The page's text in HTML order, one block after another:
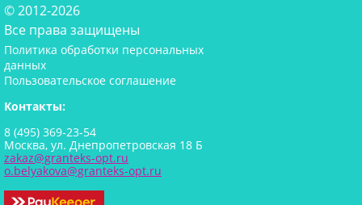
© 2012-2026
Все права защищены
Политика обработки персональных
данных
Пользовательское соглашение
Контакты:
8 (495) 369-23-54
Москва, ул. Днепропетровская 18 Б
zakaz@granteks-opt.ru
o.belyakova@granteks-opt.ru